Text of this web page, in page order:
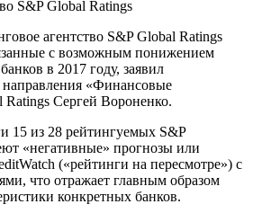
агентство S&P Global Ratings
с возможным понижением
в 2017 году, заявил
«Финансовые
Сергей Вороненко.
15 из 28 рейтингуемых S&P
«негативные» прогнозы или
(«рейтинги на пересмотре») с
что отражает главным образом
конкретных банков.